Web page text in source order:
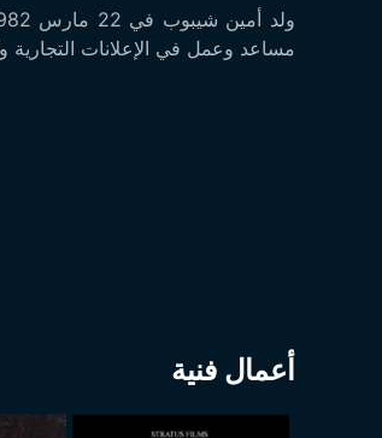
مساعد وعمل في الإعلانات التجارية
أعمال فنية